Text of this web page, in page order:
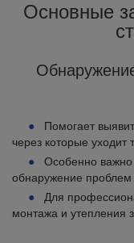
Основные
Помогает
через которые уходит
Особенно важно
обнаружение проблем
Для
монтажа и утепления